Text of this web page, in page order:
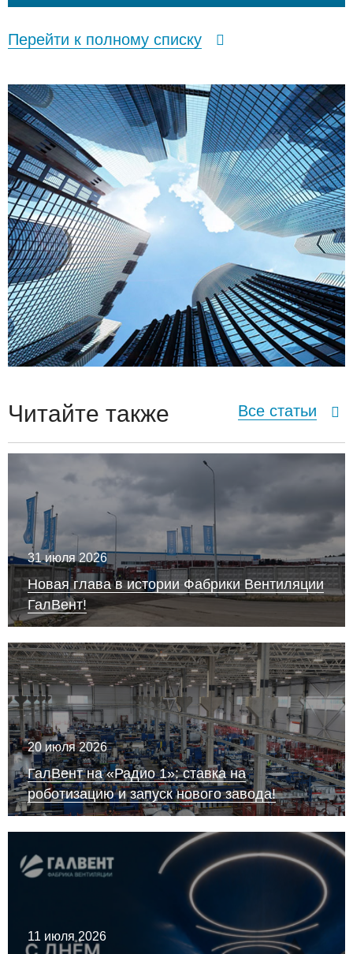
Перейти к полному списку
Читайте также Все статьи
31 июля 2026
Новая глава в истории Фабрики Вентиляции
ГалВент!
20 июля 2026
ГалВент на «Радио 1»: ставка на
роботизацию и запуск нового завода!
11 июля 2026